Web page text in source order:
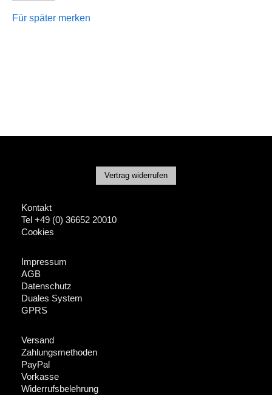
Für später merken
Vertrag widerrufen
Kontakt
Tel +49 (0) 36652 20010
Cookies
Impressum
AGB
Datenschutz
Duales System
GPRS
Versand
Zahlungsmethoden
PayPal
Vorkasse
Widerrufsbelehrung